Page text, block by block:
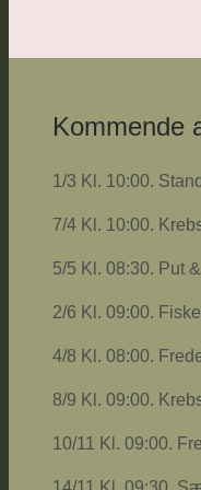
Kommende
1/3 Kl. 10:00.
7/4 Kl. 10:00.
5/5 Kl. 08:30. Put
2/6 Kl. 09:00.
4/8 Kl. 08:00.
8/9 Kl. 09:00.
10/11 Kl. 09:00.